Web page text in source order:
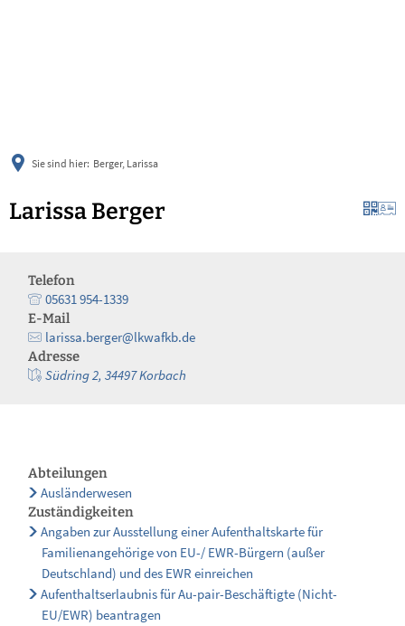
Sie sind hier: Berger, Larissa
Larissa Berger
Telefon
05631 954-1339
E-Mail
larissa.berger@lkwafkb.de
Adresse
Südring 2, 34497 Korbach
Abteilungen
Ausländerwesen
Zuständigkeiten
Angaben zur Ausstellung einer Aufenthaltskarte für
Familienangehörige von EU-/ EWR-Bürgern (außer
Deutschland) und des EWR einreichen
Aufenthaltserlaubnis für Au-pair-Beschäftigte (Nicht-
EU/EWR) beantragen